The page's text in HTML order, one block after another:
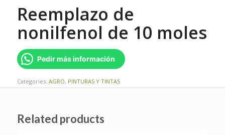
Reemplazo de
nonilfenol de 10 moles
Pedir más información
Categories: AGRO, PINTURAS Y TINTAS
Related products